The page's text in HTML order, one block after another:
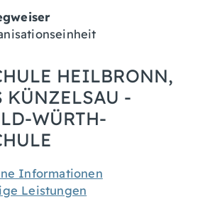
HEILBRONN,
KÜNZELSAU -
WÜRTH-
Informationen
Leistungen